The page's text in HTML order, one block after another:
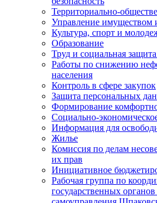
Территориально-
Управление имуществом
Культура, спорт и
Образование
Труд и социальная
Работы по снижению
населения
Контроль в сфере закупок
Защита персональных
Формирование
Социально-
Информация для
Жилье
Комиссия по делам
их прав
Инициативное
Рабочая группа по
государственных